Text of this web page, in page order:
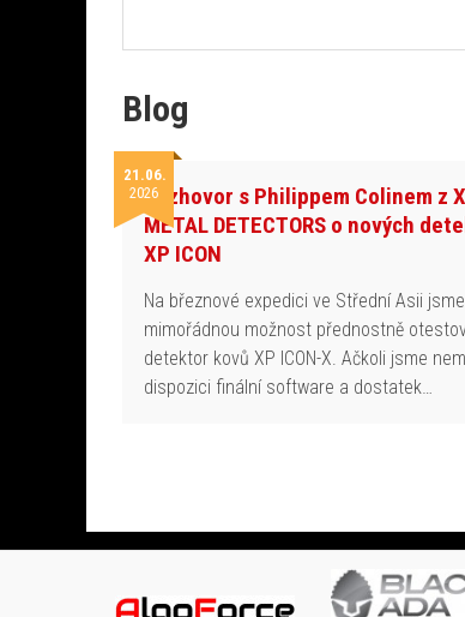
Blog
21.06.
2026Rozhovor s Philippem Colinem z
METAL DETECTORS o nových
XP ICON
Na březnové expedici ve Střední Asii
mimořádnou možnost přednostně
detektor kovů XP ICON-X. Ačkoli jsme
dispozici finální software a dostatek…